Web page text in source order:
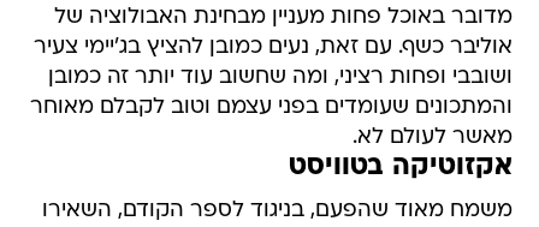
מדובר באוכל פחות מעניין מבחינת האבולוציה של
אוליבר כשף. עם זאת, נעים כמובן להציץ בג'יימי צעיר
ושובבי ופחות רציני, ומה שחשוב עוד יותר זה כמובן
והמתכונים שעומדים בפני עצמם וטוב לקבלם מאוחר
מאשר לעולם לא.
אקזוטיקה בטוויסט
משמח מאוד שהפעם, בניגוד לספר הקודם, השאירו